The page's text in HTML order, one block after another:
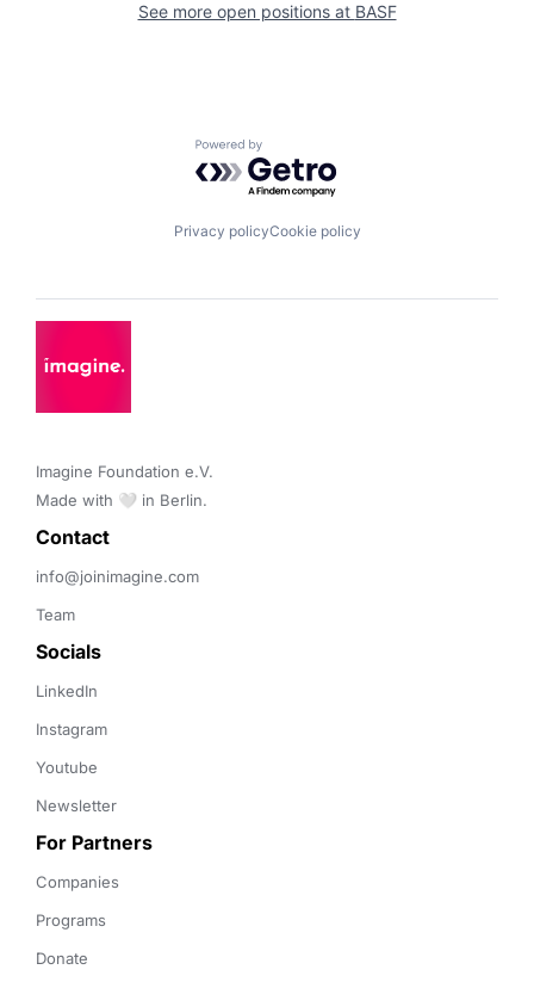
See more open positions at BASF
Powered by Getro.com
Privacy policyCookie policy
Imagine Foundation e.V.
Made with 🤍 in Berlin.
Contact
info@joinimagine.com
Team
Socials
LinkedIn
Instagram
Youtube
Newsletter
For Partners
Companies
Programs
Donate